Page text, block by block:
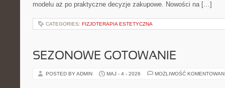
modelu aż po praktyczne decyzje zakupowe. Nowości na […]
CATEGORIES: FIZJOTERAPIA ESTETYCZNA
SEZONOWE GOTOWANIE
POSTED BY ADMIN MAJ - 4 - 2026 MOŻLIWOŚĆ